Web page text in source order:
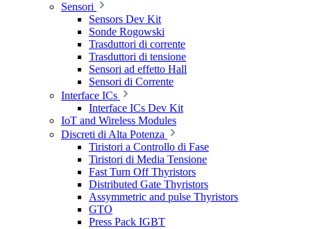
Sensori
Sensors Dev Kit
Sonde Rogowski
Trasduttori di corrente
Trasduttori di tensione
Sensori ad effetto Hall
Sensori di Corrente
Interface ICs
Interface ICs Dev Kit
IoT and Wireless Modules
Discreti di Alta Potenza
Tiristori a Controllo di Fase
Tiristori di Media Tensione
Fast Turn Off Thyristors
Distributed Gate Thyristors
Assymmetric and pulse Thyristors
GTO
Press Pack IGBT